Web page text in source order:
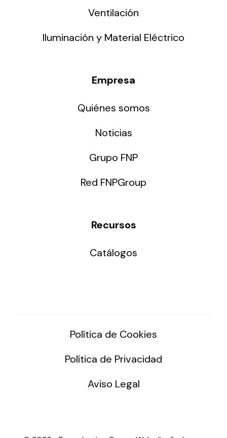
Ventilación
Iluminación y Material Eléctrico
Empresa
Quiénes somos
Noticias
Grupo FNP
Red FNPGroup
Recursos
Catálogos
Política de Cookies
Política de Privacidad
Aviso Legal